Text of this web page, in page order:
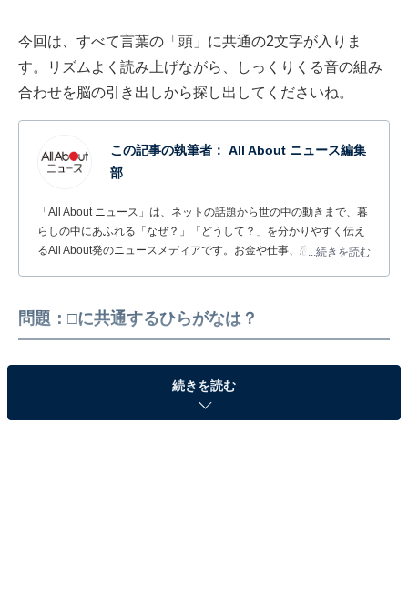
今回は、すべて言葉の「頭」に共通の2文字が入りま
す。リズムよく読み上げながら、しっくりくる音の組み
合わせを脳の引き出しから探し出してくださいね。
この記事の執筆者： All About ニュース編集
部
「All About ニュース」は、ネットの話題から世の中の動きまで、暮
らしの中にあふれる「なぜ？」「どうして？」を分かりやすく伝え
るAll About発のニュースメディアです。お金や仕事、恋愛、ITに関
...続きを読む
問題：□に共通するひらがなは？
続きを読む